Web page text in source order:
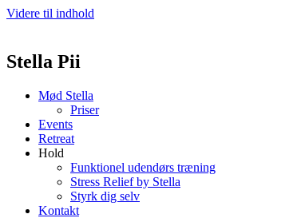
Videre til indhold
Stella Pii
Mød Stella
Priser
Events
Retreat
Hold
Funktionel udendørs træning
Stress Relief by Stella
Styrk dig selv
Kontakt